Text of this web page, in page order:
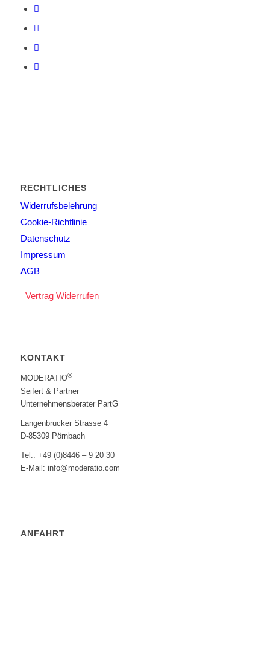
RECHTLICHES
Widerrufsbelehrung
Cookie-Richtlinie
Datenschutz
Impressum
AGB
Vertrag Widerrufen
KONTAKT
MODERATIO®
Seifert & Partner
Unternehmensberater PartG
Langenbrucker Strasse 4
D-85309 Pörnbach
Tel.: +49 (0)8446 – 9 20 30
E-Mail: info@moderatio.com
ANFAHRT